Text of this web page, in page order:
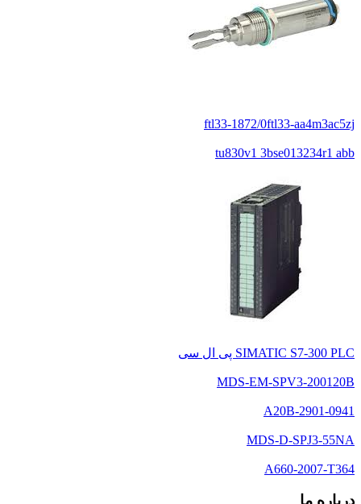
ftl33-1872/0ftl33-aa4m3ac5zj
tu830v1 3bse013234r1 abb
SIMATIC S7-300 PLC پی ال سی
MDS-EM-SPV3-200120B
A20B-2901-0941
MDS-D-SPJ3-55NA
A660-2007-T364
درباره ما